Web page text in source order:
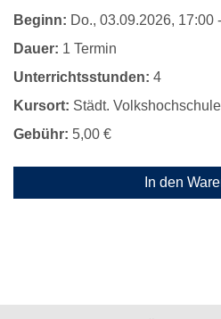
Beginn: Do., 03.09.2026, 17:00
Dauer: 1 Termin
Unterrichtsstunden: 4
Kursort: Städt.
Gebühr: 5,00 €
In den